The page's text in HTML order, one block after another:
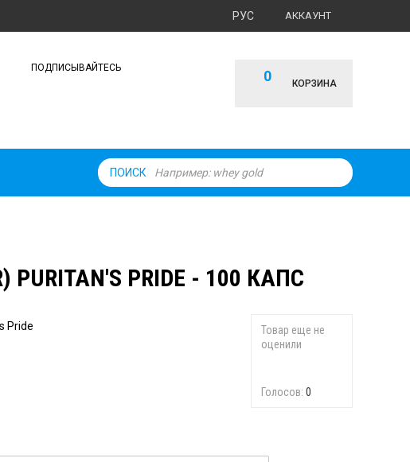
АККАУНТ
РУС
0 КОРЗИНА
ПОДПИСЫВАЙТЕСЬ
ПОИСК
PURITAN'S PRIDE - 100 КАПС
Товар еще не
оценили
Голосов: 0